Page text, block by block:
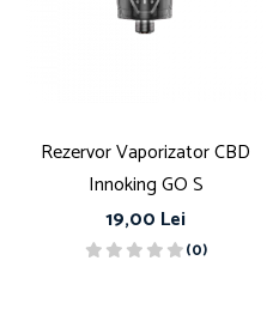
Rezervor Vaporizator CBD
Innoking GO S
19,00 Lei
(0)